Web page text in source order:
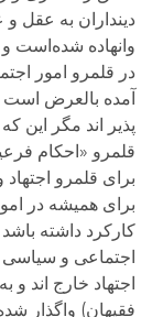
دینداران به عقل و
وانهاده شده‌است
در قلمرو امور
آمده بالعرض است
قلمرو «احکام
برای قلمرو
برای همیشه در
کارکرد داشته
اجتماعی و
اجتهاد خارج اند و